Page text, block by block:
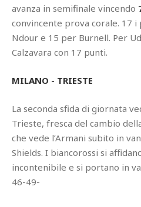
avanza in semifinale vincendo
convincente prova corale. 17
Ndour e 15 per Burnell. Per
Calzavara con 17 punti.
MILANO - TRIESTE
La seconda sfida di giornata
Trieste, fresca del cambio
che vede l’Armani subito in
Shields. I biancorossi si
incontenibile e si portano in
46-49-